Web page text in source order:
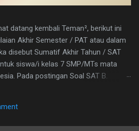
datang kembali Teman², berikut ini
Akhir Semester / PAT atau dalam
disebut Sumatif Akhir Tahun / SAT
siswa/i kelas 7 SMP/MTs mata
Pada postingan Soal SAT B.
atau paling tidak menyerupai atau
soal-soal mengingat